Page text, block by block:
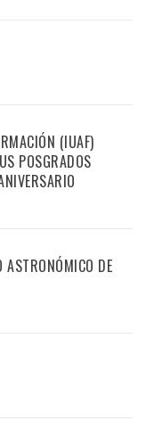
(IUAF)
POSGRADOS
ASTRONÓMICO DE